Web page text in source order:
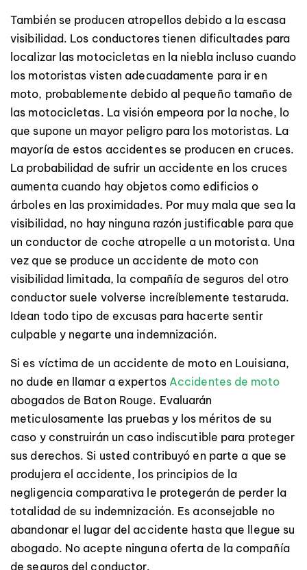
También se producen atropellos debido a la escasa
visibilidad. Los conductores tienen dificultades para
localizar las motocicletas en la niebla incluso cuando
los motoristas visten adecuadamente para ir en
moto, probablemente debido al pequeño tamaño de
las motocicletas. La visión empeora por la noche, lo
que supone un mayor peligro para los motoristas. La
mayoría de estos accidentes se producen en cruces.
La probabilidad de sufrir un accidente en los cruces
aumenta cuando hay objetos como edificios o
árboles en las proximidades. Por muy mala que sea la
visibilidad, no hay ninguna razón justificable para que
un conductor de coche atropelle a un motorista. Una
vez que se produce un accidente de moto con
visibilidad limitada, la compañía de seguros del otro
conductor suele volverse increíblemente testaruda.
Idean todo tipo de excusas para hacerte sentir
culpable y negarte una indemnización.
Si es víctima de un accidente de moto en Louisiana,
no dude en llamar a expertos Accidentes de moto
abogados de Baton Rouge. Evaluarán
meticulosamente las pruebas y los méritos de su
caso y construirán un caso indiscutible para proteger
sus derechos. Si usted contribuyó en parte a que se
produjera el accidente, los principios de la
negligencia comparativa le protegerán de perder la
totalidad de su indemnización. Es aconsejable no
abandonar el lugar del accidente hasta que llegue su
abogado. No acepte ninguna oferta de la compañía
de seguros del conductor.